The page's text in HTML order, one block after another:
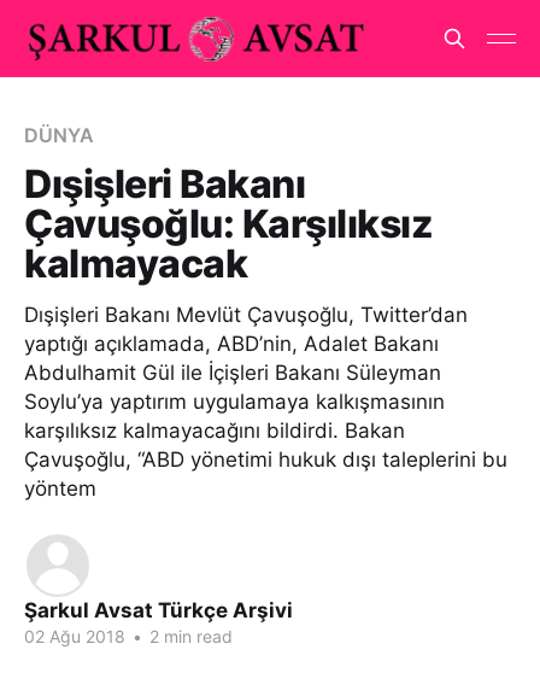
DÜNYA
Dışişleri Bakanı
Çavuşoğlu: Karşılıksız
kalmayacak
Dışişleri Bakanı Mevlüt Çavuşoğlu, Twitter’dan
yaptığı açıklamada, ABD’nin, Adalet Bakanı
Abdulhamit Gül ile İçişleri Bakanı Süleyman
Soylu’ya yaptırım uygulamaya kalkışmasının
karşılıksız kalmayacağını bildirdi. Bakan
Çavuşoğlu, “ABD yönetimi hukuk dışı taleplerini bu
yöntem
Şarkul Avsat Türkçe Arşivi
02 Ağu 2018 • 2 min read